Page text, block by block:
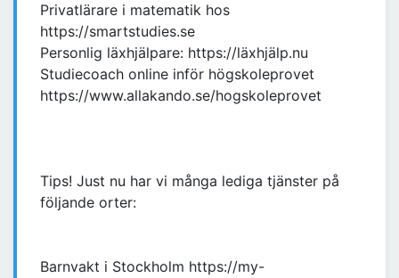
Privatlärare i matematik hos
https://smartstudies.se
Personlig läxhjälpare: https://läxhjälp.nu
Studiecoach online inför högskoleprovet
https://www.allakando.se/hogskoleprovet
Tips! Just nu har vi många lediga tjänster på
följande orter:
Barnvakt i Stockholm https://my-